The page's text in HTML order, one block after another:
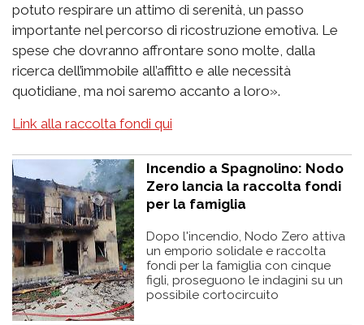
potuto respirare un attimo di serenità, un passo
importante nel percorso di ricostruzione emotiva. Le
spese che dovranno affrontare sono molte, dalla
ricerca dell’immobile all’affitto e alle necessità
quotidiane, ma noi saremo accanto a loro».
Link alla raccolta fondi qui
Incendio a Spagnolino: Nodo
Zero lancia la raccolta fondi
per la famiglia
Dopo l'incendio, Nodo Zero attiva
un emporio solidale e raccolta
fondi per la famiglia con cinque
figli, proseguono le indagini su un
possibile cortocircuito